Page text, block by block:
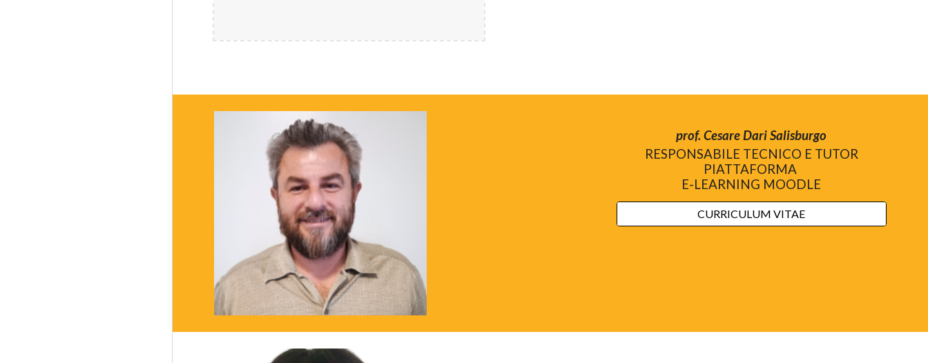
prof. Cesare Dari Salisburgo
RESPONSABILE TECNICO E TUTOR
PIATTAFORMA
E-LEARNING MOODLE
CURRICULUM VITAE